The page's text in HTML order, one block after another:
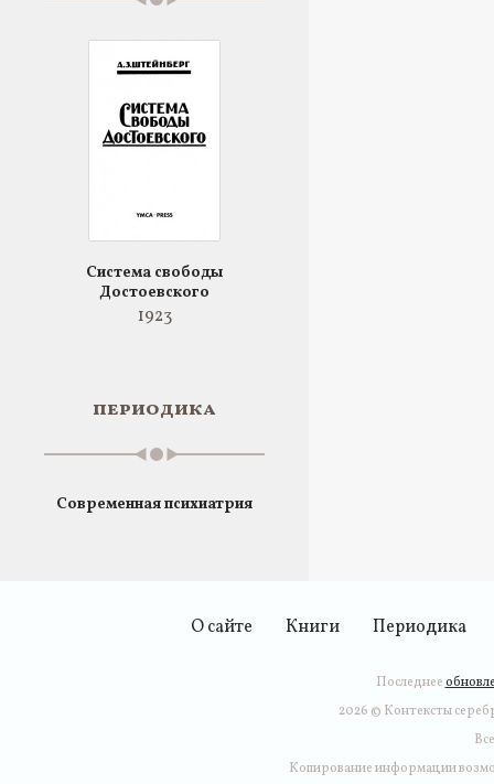
Система свободы
Достоевского
1923
периодика
Современная психиатрия
О сайте Книги Периодика
Последнее
2026 © Контексты
Копирование информации